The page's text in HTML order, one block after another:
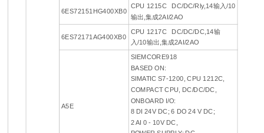
6ES72151HG400XB0
CPU 1215C DC/DC/Rly,14输入/10
输出,集成2AI/2AO
6ES72171AG400XB0
CPU 1217C DC/DC/DC,14输
入/10输出,集成2AI/2AO
A5E
SIEMCORE918
BASED ON:
SIMATIC S7-1200, CPU 1212C,
COMPACT CPU, DC/DC/DC,
ONBOARD I/O:
8 DI 24V DC; 6 DO 24 V DC;
2 AI 0 - 10V DC,